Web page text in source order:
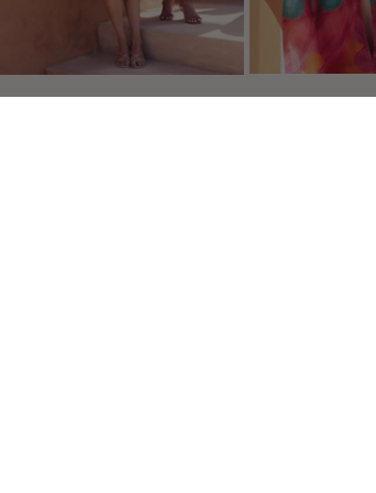
de confidentialité, en garantissant la